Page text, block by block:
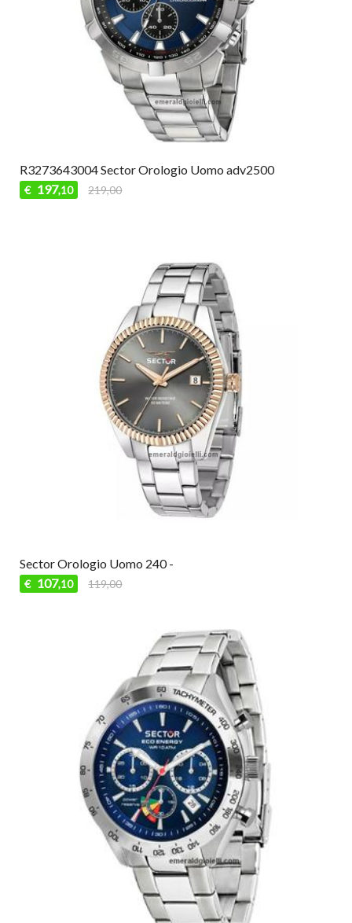
R3273643004 Sector Orologio Uomo adv2500
€ 197,10 219,00
Sector Orologio Uomo 240 -
€ 107,10 119,00